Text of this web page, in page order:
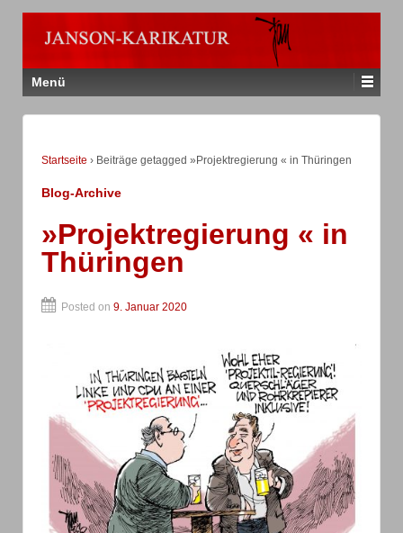
Menü
Startseite › Beiträge getagged »Projektregierung « in Thüringen
Blog-Archive
»Projektregierung « in
Thüringen
Posted on 9. Januar 2020